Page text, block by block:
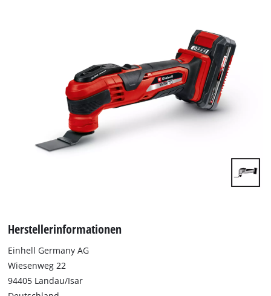
Google Maps laden zu können!
This content is not permitted to load due
the site with their CMP to add this content
Herstellerinformationen
Einhell Germany AG
Wiesenweg 22
94405 Landau/Isar